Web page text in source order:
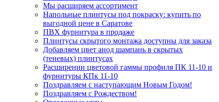
Мы расширяем ассортимент
Напольные плинтусы под покраску: купить по
выгодной цене в Саратове
ПВХ фурнитура в продаже
Плинтусы скрытого монтажа доступны для заказа
Добавляем цвет анод шампань в скрытых
(теневых) плинтусах
Расширении цветовой гаммы профиля ПК 11-10 и
фурнитуры КПк 11-10
Поздравляем с наступающим Новым Годом!
Поздравляем с Рождеством!